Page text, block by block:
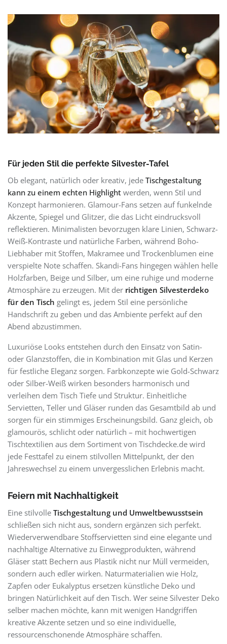
Für jeden Stil die perfekte Silvester-Tafel
Ob elegant, natürlich oder kreativ, jede Tischgestaltung
kann zu einem echten Highlight werden, wenn Stil und
Konzept harmonieren. Glamour-Fans setzen auf funkelnde
Akzente, Spiegel und Glitzer, die das Licht eindrucksvoll
reflektieren. Minimalisten bevorzugen klare Linien, Schwarz-
Weiß-Kontraste und natürliche Farben, während Boho-
Liebhaber mit Stoffen, Makramee und Trockenblumen eine
verspielte Note schaffen. Skandi-Fans hingegen wählen helle
Holzfarben, Beige und Silber, um eine ruhige und moderne
Atmosphäre zu erzeugen. Mit der richtigen Silvesterdeko
für den Tisch gelingt es, jedem Stil eine persönliche
Handschrift zu geben und das Ambiente perfekt auf den
Abend abzustimmen.
Luxuriöse Looks entstehen durch den Einsatz von Satin-
oder Glanzstoffen, die in Kombination mit Glas und Kerzen
für festliche Eleganz sorgen. Farbkonzepte wie Gold-Schwarz
oder Silber-Weiß wirken besonders harmonisch und
verleihen dem Tisch Tiefe und Struktur. Einheitliche
Servietten, Teller und Gläser runden das Gesamtbild ab und
sorgen für ein stimmiges Erscheinungsbild. Ganz gleich, ob
glamourös, schlicht oder natürlich – mit hochwertigen
Tischtextilien aus dem Sortiment von Tischdecke.de wird
jede Festtafel zu einem stilvollen Mittelpunkt, der den
Jahreswechsel zu einem unvergesslichen Erlebnis macht.
Feiern mit Nachhaltigkeit
Eine stilvolle Tischgestaltung und Umweltbewusstsein
schließen sich nicht aus, sondern ergänzen sich perfekt.
Wiederverwendbare Stoffservietten sind eine elegante und
nachhaltige Alternative zu Einwegprodukten, während
Gläser statt Bechern aus Plastik nicht nur Müll vermeiden,
sondern auch edler wirken. Naturmaterialien wie Holz,
Zapfen oder Eukalyptus ersetzen künstliche Deko und
bringen Natürlichkeit auf den Tisch. Wer seine Silvester Deko
selber machen möchte, kann mit wenigen Handgriffen
kreative Akzente setzen und so eine individuelle,
ressourcenschonende Atmosphäre schaffen.